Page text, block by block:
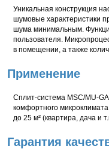
Уникальная конструкция
шумовые характеристики
шума минимальным.
пользователя.
в помещении, а также
Применение
Сплит-система MSC/MU-
комфортного
до 25 м² (квартира, дача и
Гарантия